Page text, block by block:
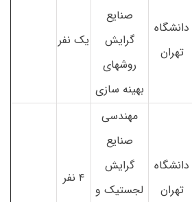
دانشگاه
تهران
صنایع
گرایش
روشهای
بهینه سازی
یک نفر
دانشگاه
تهران
مهندسی
صنایع
گرایش
لجستیک و
۴ نفر